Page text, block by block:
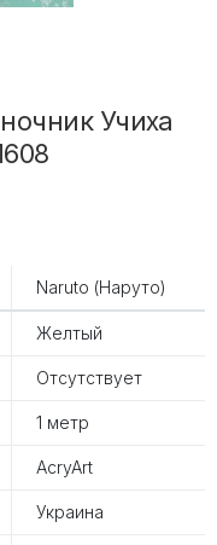
Учиха
Naruto (Наруто)
Желтый
Отсутствует
1 метр
AcryArt
Украина